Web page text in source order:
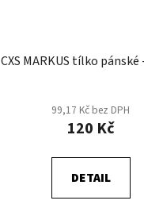
CXS MARKUS tílko pánské
99,17 Kč bez DPH
120 Kč
DETAIL